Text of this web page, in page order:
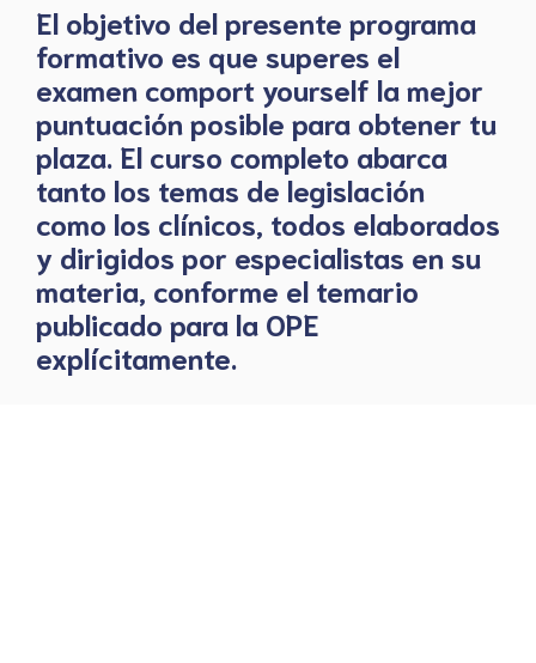
El objetivo del presente programa
formativo es que superes el
examen comport yourself la mejor
puntuación posible para obtener tu
plaza. El curso completo abarca
tanto los temas de legislación
como los clínicos, todos elaborados
y dirigidos por especialistas en su
materia, conforme el temario
publicado para la OPE
explícitamente.